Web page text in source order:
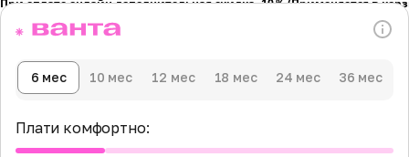
6 мес 10 мес 12 мес 18 мес 24 мес 36 мес
Плати комфортно: